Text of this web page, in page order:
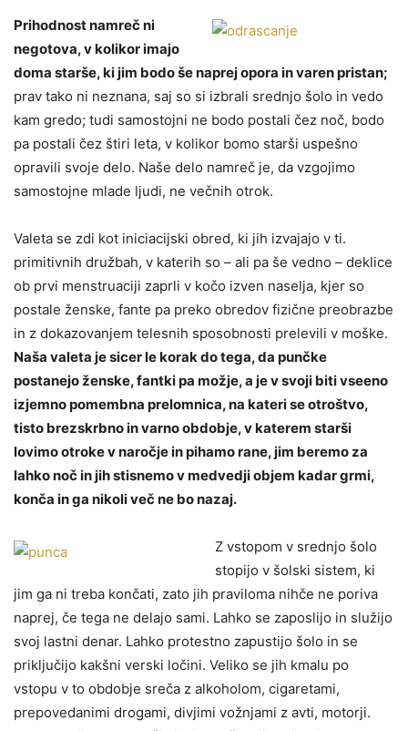
Prihodnost namreč ni
negotova, v kolikor imajo
doma starše, ki jim bodo še naprej opora in varen pristan;
prav tako ni neznana, saj so si izbrali srednjo šolo in vedo
kam gredo; tudi samostojni ne bodo postali čez noč, bodo
pa postali čez štiri leta, v kolikor bomo starši uspešno
opravili svoje delo. Naše delo namreč je, da vzgojimo
samostojne mlade ljudi, ne večnih otrok.
Valeta se zdi kot iniciacijski obred, ki jih izvajajo v ti.
primitivnih družbah, v katerih so – ali pa še vedno – deklice
ob prvi menstruaciji zaprli v kočo izven naselja, kjer so
postale ženske, fante pa preko obredov fizične preobrazbe
in z dokazovanjem telesnih sposobnosti prelevili v moške.
Naša valeta je sicer le korak do tega, da punčke
postanejo ženske, fantki pa možje, a je v svoji biti vseeno
izjemno pomembna prelomnica, na kateri se otroštvo,
tisto brezskrbno in varno obdobje, v katerem starši
lovimo otroke v naročje in pihamo rane, jim beremo za
lahko noč in jih stisnemo v medvedji objem kadar grmi,
konča in ga nikoli več ne bo nazaj.
Z vstopom v srednjo šolo
stopijo v šolski sistem, ki
jim ga ni treba končati, zato jih praviloma nihče ne poriva
naprej, če tega ne delajo sami. Lahko se zaposlijo in služijo
svoj lastni denar. Lahko protestno zapustijo šolo in se
priključijo kakšni verski ločini. Veliko se jih kmalu po
vstopu v to obdobje sreča z alkoholom, cigaretami,
prepovedanimi drogami, divjimi vožnjami z avti, motorji.